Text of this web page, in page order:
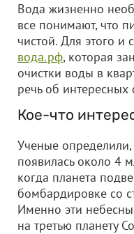
Вода жизненно
все понимают, что
чистой. Для этого и
вода.рф, которая
очистки воды в
речь об
Кое-что
Ученые
появилась около 4
когда планета
бомбардировке со
Именно эти
на третью планету